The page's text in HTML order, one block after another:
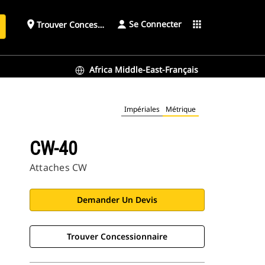
place Trouver ConcessionnaireSe Connecter apps
Africa Middle-East-Français
Impériales Métrique
CW-40
Attaches CW
Demander Un Devis
Trouver Concessionnaire